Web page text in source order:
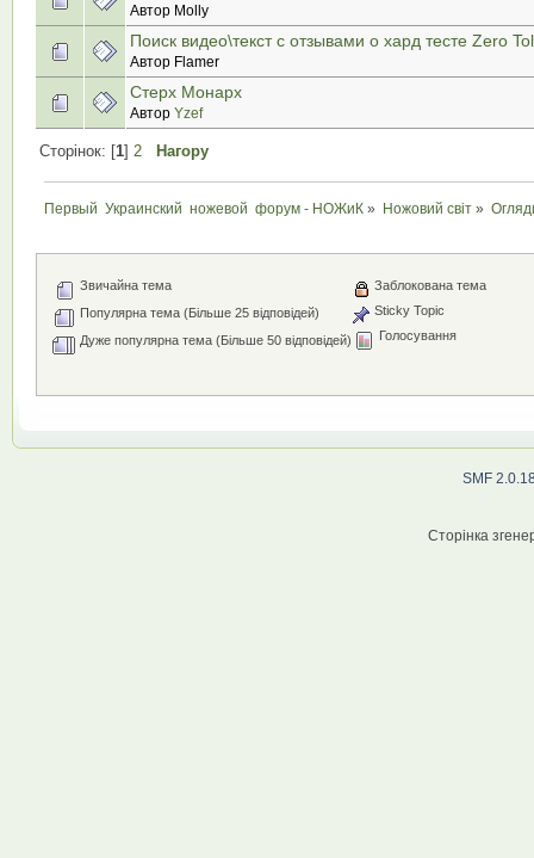
Автор Molly
Поиск видео\текст с отзывами о хард тесте Zero
Автор Flamer
Стерх Монарх
Автор Yzef
Сторінок: [1] 2 Нагору
Первый  Украинский  ножевой  форум - НОЖиК » Ножовий світ »
Звичайна тема
Популярна тема (Більше 25 відповідей)
Дуже популярна тема (Більше 50 відповідей)
Заблокована тема
Sticky Topic
Голосування
SMF
Сторінка